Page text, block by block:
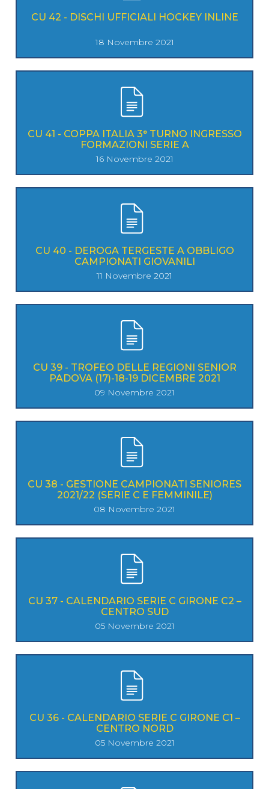
CU 42 - DISCHI UFFICIALI HOCKEY INLINE
18 Novembre 2021
CU 41 - COPPA ITALIA 3° TURNO INGRESSO
FORMAZIONI SERIE A
16 Novembre 2021
CU 40 - DEROGA TERGESTE A OBBLIGO
CAMPIONATI GIOVANILI
11 Novembre 2021
CU 39 - TROFEO DELLE REGIONI SENIOR
PADOVA (17)-18-19 DICEMBRE 2021
09 Novembre 2021
CU 38 - GESTIONE CAMPIONATI SENIORES
2021/22 (SERIE C E FEMMINILE)
08 Novembre 2021
CU 37 - CALENDARIO SERIE C GIRONE C2 –
CENTRO SUD
05 Novembre 2021
CU 36 - CALENDARIO SERIE C GIRONE C1 –
CENTRO NORD
05 Novembre 2021